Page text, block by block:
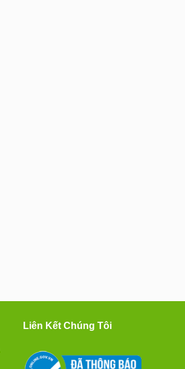
Liên Kết Chúng Tôi